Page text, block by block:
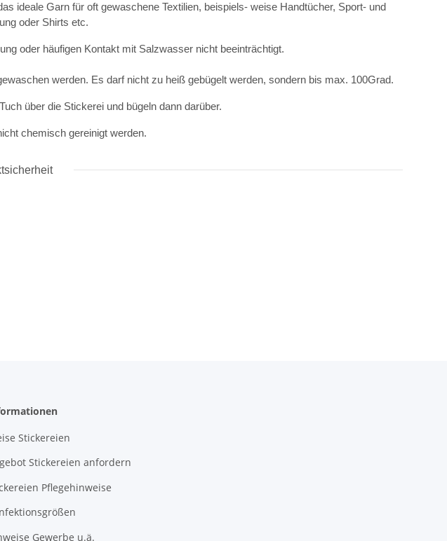
ideale Garn für oft gewaschene Textilien, beispiels- weise Handtücher, Sport- und
oder Shirts etc.
oder häufigen Kontakt mit Salzwasser nicht beeinträchtigt.
werden. Es darf nicht zu heiß gebügelt werden, sondern bis max. 100Grad.
über die Stickerei und bügeln dann darüber.
chemisch gereinigt werden.
Stickereien
Stickereien anfordern
Pflegehinweise
Gewerbe u.ä.